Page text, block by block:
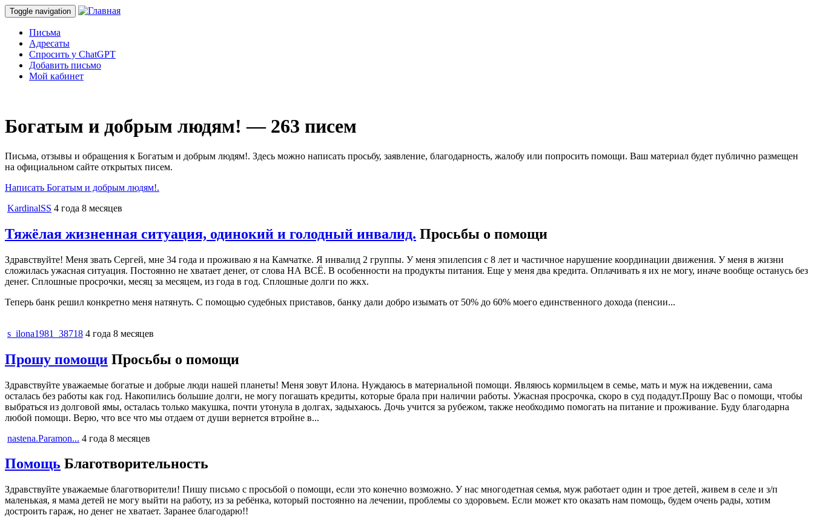
Toggle navigation
Письма
Адресаты
Спросить у ChatGPT
Добавить письмо
Мой кабинет
Богатым и добрым людям! — 263 писем
Письма, отзывы и обращения к Богатым и добрым людям!. Здесь можно написать просьбу, заявление, благодарность, жалобу или попросить помощи. Ваш материал будет публично размещен
на официальном сайте открытых писем.
Написать Богатым и добрым людям!.
KardinalSS 4 года 8 месяцев
Тяжёлая жизненная ситуация, одинокий и голодный инвалид. Просьбы о помощи
Здравствуйте! Меня звать Сергей, мне 34 года и проживаю я на Камчатке. Я инвалид 2 группы. У меня эпилепсия с 8 лет и частичное нарушение координации движения. У меня в жизни
сложилась ужасная ситуация. Постоянно не хватает денег, от слова НА ВСЁ. В особенности на продукты питания. Еще у меня два кредита. Оплачивать я их не могу, иначе вообще останусь без
денег. Сплошные просрочки, месяц за месяцем, из года в год. Сплошные долги по жкх.
Теперь банк решил конкретно меня натянуть. С помощью судебных приставов, банку дали добро изымать от 50% до 60% моего единственного дохода (пенсии...
s_ilona1981_38718 4 года 8 месяцев
Прошу помощи Просьбы о помощи
Здравствуйте уважаемые богатые и добрые люди нашей планеты! Меня зовут Илона. Нуждаюсь в материальной помощи. Являюсь кормильцем в семье, мать и муж на иждевении, сама
осталась без работы как год. Накопились большие долги, не могу погашать кредиты, которые брала при наличии работы. Ужасная просрочка, скоро в суд подадут.Прошу Вас о помощи, чтобы
выбраться из долговой ямы, осталась только макушка, почти утонула в долгах, задыхаюсь. Дочь учится за рубежом, также необходимо помогать на питание и проживание. Буду благодарна
любой помощи. Верю, что все что мы отдаем от души вернется втройне в...
nastena.Paramon... 4 года 8 месяцев
Помощь Благотворительность
Здравствуйте уважаемые благотворители! Пишу письмо с просьбой о помощи, если это конечно возможно. У нас многодетная семья, муж работает один и трое детей, живем в селе и з/п
маленькая, я мама детей не могу выйти на работу, из за ребёнка, который постоянно на лечении, проблемы со здоровьем. Если может кто оказать нам помощь, будем очень рады, хотим
достроить гараж, но денег не хватает. Заранее благодарю!!